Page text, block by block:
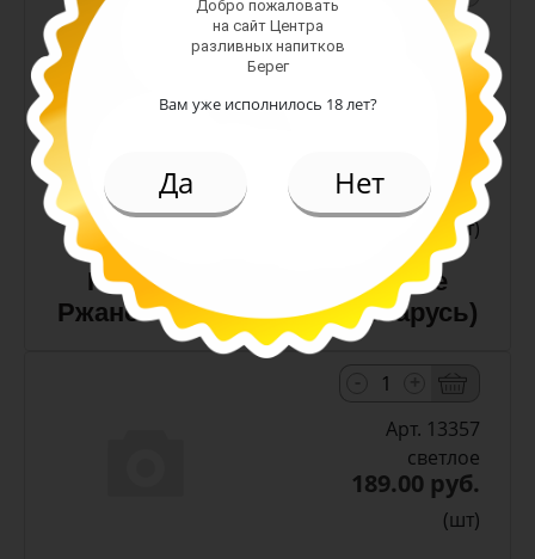
Арт. 10990
темное
Алк: 5%
Плотность: 11.6%
186.00 руб.
(шт)
Пиво Лидское Жигулевское
Ржаное 5,0% с/т 0,5 л (Беларусь)
Арт. 13357
светлое
189.00 руб.
(шт)
Добро пожаловать
на сайт Центра
разливных напитков
Берег
Вам уже исполнилось 18 лет?
Да Нет